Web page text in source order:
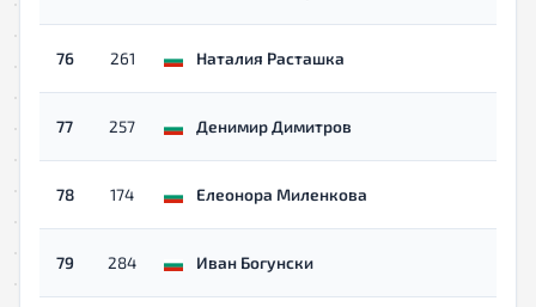
76 261 Наталия Расташка
77 257 Денимир Димитров
78 174 Елеонора Миленкова
79 284 Иван Богунски